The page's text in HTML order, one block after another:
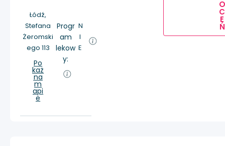
Łódź,
Stefana
Żeromski
ego 113
Po
każ
na
m
api
e
Progr
am
lekow
y:
N
I
E
O
C
E
Ń